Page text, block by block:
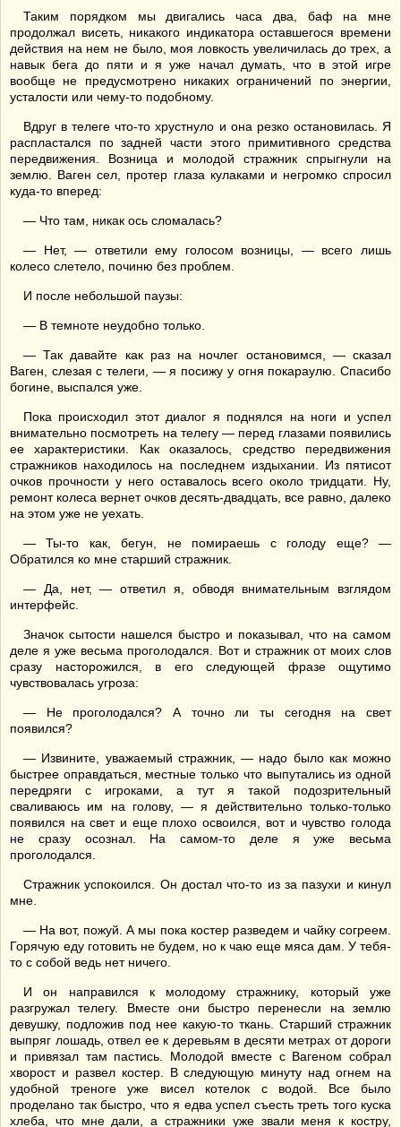
Таким порядком мы двигались часа два, баф на мне
продолжал висеть, никакого индикатора оставшегося времени
действия на нем не было, моя ловкость увеличилась до трех, а
навык бега до пяти и я уже начал думать, что в этой игре
вообще не предусмотрено никаких ограничений по энергии,
усталости или чему-то подобному.
Вдруг в телеге что-то хрустнуло и она резко остановилась. Я
распластался по задней части этого примитивного средства
передвижения. Возница и молодой стражник спрыгнули на
землю. Ваген сел, протер глаза кулаками и негромко спросил
куда-то вперед:
— Что там, никак ось сломалась?
— Нет, — ответили ему голосом возницы, — всего лишь
колесо слетело, починю без проблем.
И после небольшой паузы:
— В темноте неудобно только.
— Так давайте как раз на ночлег остановимся, — сказал
Ваген, слезая с телеги, — я посижу у огня покараулю. Спасибо
богине, выспался уже.
Пока происходил этот диалог я поднялся на ноги и успел
внимательно посмотреть на телегу — перед глазами появились
ее характеристики. Как оказалось, средство передвижения
стражников находилось на последнем издыхании. Из пятисот
очков прочности у него оставалось всего около тридцати. Ну,
ремонт колеса вернет очков десять-двадцать, все равно, далеко
на этом уже не уехать.
— Ты-то как, бегун, не помираешь с голоду еще? —
Обратился ко мне старший стражник.
— Да, нет, — ответил я, обводя внимательным взглядом
интерфейс.
Значок сытости нашелся быстро и показывал, что на самом
деле я уже весьма проголодался. Вот и стражник от моих слов
сразу насторожился, в его следующей фразе ощутимо
чувствовалась угроза:
— Не проголодался? А точно ли ты сегодня на свет
появился?
— Извините, уважаемый стражник, — надо было как можно
быстрее оправдаться, местные только что выпутались из одной
передряги с игроками, а тут я такой подозрительный
сваливаюсь им на голову, — я действительно только-только
появился на свет и еще плохо освоился, вот и чувство голода
не сразу осознал. На самом-то деле я уже весьма
проголодался.
Стражник успокоился. Он достал что-то из за пазухи и кинул
мне.
— На вот, пожуй. А мы пока костер разведем и чайку согреем.
Горячую еду готовить не будем, но к чаю еще мяса дам. У тебя-
то с собой ведь нет ничего.
И он направился к молодому стражнику, который уже
разгружал телегу. Вместе они быстро перенесли на землю
девушку, подложив под нее какую-то ткань. Старший стражник
выпряг лошадь, отвел ее к деревьям в десяти метрах от дороги
и привязал там пастись. Молодой вместе с Вагеном собрал
хворост и развел костер. В следующую минуту над огнем на
удобной треноге уже висел котелок с водой. Все было
проделано так быстро, что я едва успел съесть треть того куска
хлеба, что мне дали, а стражники уже звали меня к костру,